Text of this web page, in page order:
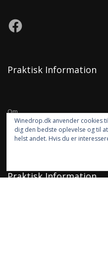
Winedrop.dk anvender cookies
dig den bedste oplevelse og til
helst andet. Hvis du er
Praktisk Information
Om
Levering
Kvalitet og Garanti
Praktisk Information